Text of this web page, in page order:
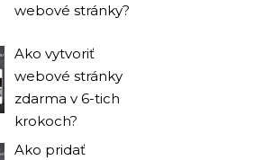
webové stránky?
Ako vytvoriť
webové stránky
zdarma v 6-tich
krokoch?
Ako pridať